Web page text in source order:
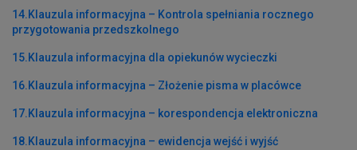
14.Klauzula informacyjna – Kontrola spełniania rocznego
przygotowania przedszkolnego
15.Klauzula informacyjna dla opiekunów wycieczki
16.Klauzula informacyjna – Złożenie pisma w placówce
17.Klauzula informacyjna – korespondencja elektroniczna
18.Klauzula informacyjna – ewidencja wejść i wyjść